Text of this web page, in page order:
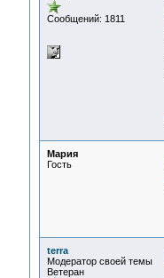
Сообщений: 1811
Мария
Гость
terra
Модератор своей темы
Ветеран